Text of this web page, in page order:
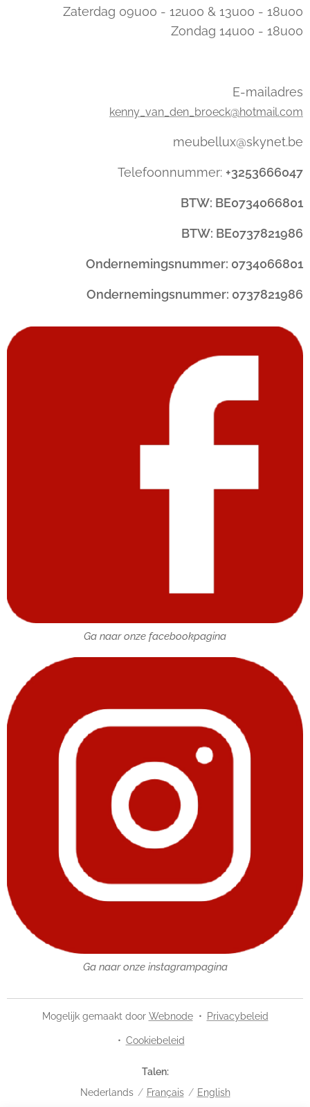
Zaterdag 09u00 - 12u00 & 13u00 - 18u00
Zondag 14u00 - 18u00
E-mailadres
kenny_van_den_broeck@hotmail.com
meubellux@skynet.be
Telefoonnummer: +3253666047
BTW: BE0734066801
BTW: BE0737821986
Ondernemingsnummer: 0734066801
Ondernemingsnummer: 0737821986
Ga naar onze facebookpagina
Ga naar onze instagrampagina
Mogelijk gemaakt door Webnode Privacybeleid
Cookiebeleid
Talen
Nederlands
Français English